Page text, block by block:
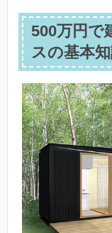
500万円で
スの基本